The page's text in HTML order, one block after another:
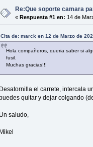
Re:Que soporte camara
«Respuesta #1 en: 14 de
Cita de: marck en 12 de Marzo de
Hola compañeros, queria saber si
fusil.
Muchas gracias!!!
Desatornilla el carrete, intercala
quitar y dejar colgando
Un saludo,
Mikel